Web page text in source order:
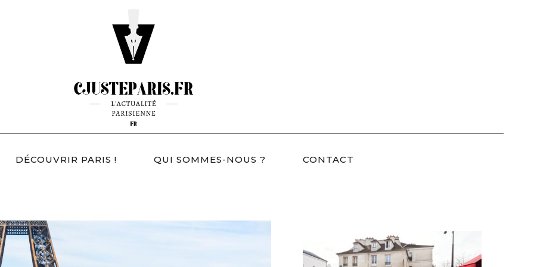
DÉCOUVRIR PARIS ! QUI SOMMES-NOUS ? CONTACT